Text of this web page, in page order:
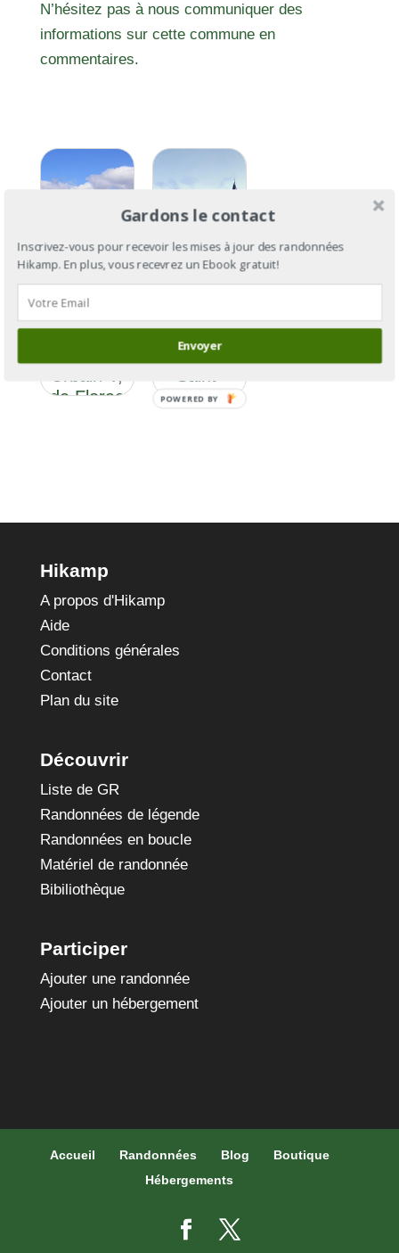
N’hésitez pas à nous communiquer des
informations sur cette commune en
commentaires.
GR®670
Section 2
: le
de Florac
GR®670 :
de Urbain
V, de
Flour à
Hikamp
A propos d'Hikamp
Aide
Conditions générales
Contact
Plan du site
Découvrir
Liste de GR
Randonnées de légende
Randonnées en boucle
Matériel de randonnée
Bibiliothèque
Participer
Ajouter une randonnée
Ajouter un hébergement
Accueil Randonnées Blog
Boutique
Hébergements
Gardons le contact
Inscrivez-vous pour recevoir les mises à jour des randonnées
Hikamp. En plus, vous recevrez un Ebook gratuit!
Envoyer
POWERED BY